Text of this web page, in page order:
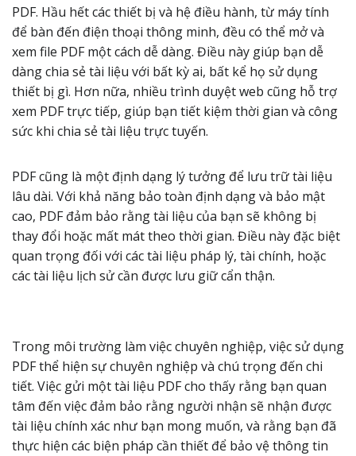
PDF. Hầu hết các thiết bị và hệ điều hành, từ máy tính
để bàn đến điện thoại thông minh, đều có thể mở và
xem file PDF một cách dễ dàng. Điều này giúp bạn dễ
dàng chia sẻ tài liệu với bất kỳ ai, bất kể họ sử dụng
thiết bị gì. Hơn nữa, nhiều trình duyệt web cũng hỗ trợ
xem PDF trực tiếp, giúp bạn tiết kiệm thời gian và công
sức khi chia sẻ tài liệu trực tuyến.
PDF cũng là một định dạng lý tưởng để lưu trữ tài liệu
lâu dài. Với khả năng bảo toàn định dạng và bảo mật
cao, PDF đảm bảo rằng tài liệu của bạn sẽ không bị
thay đổi hoặc mất mát theo thời gian. Điều này đặc biệt
quan trọng đối với các tài liệu pháp lý, tài chính, hoặc
các tài liệu lịch sử cần được lưu giữ cẩn thận.
Trong môi trường làm việc chuyên nghiệp, việc sử dụng
PDF thể hiện sự chuyên nghiệp và chú trọng đến chi
tiết. Việc gửi một tài liệu PDF cho thấy rằng bạn quan
tâm đến việc đảm bảo rằng người nhận sẽ nhận được
tài liệu chính xác như bạn mong muốn, và rằng bạn đã
thực hiện các biện pháp cần thiết để bảo vệ thông tin